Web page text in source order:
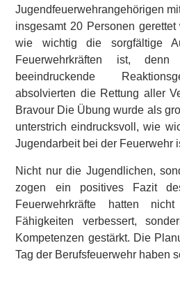
Jugendfeuerwehrangehörigen
insgesamt 20 Personen
wie wichtig die sorgfältige
Feuerwehrkräften ist,
beeindruckende
absolvierten die Rettung aller
Bravour Die Übung wurde als
unterstrich eindrucksvoll, wie
Jugendarbeit bei der Feuerwehr
Nicht nur die Jugendlichen,
zogen ein positives Fazit
Feuerwehrkräfte hatten
Fähigkeiten verbessert,
Kompetenzen gestärkt. Die
Tag der Berufsfeuerwehr haben